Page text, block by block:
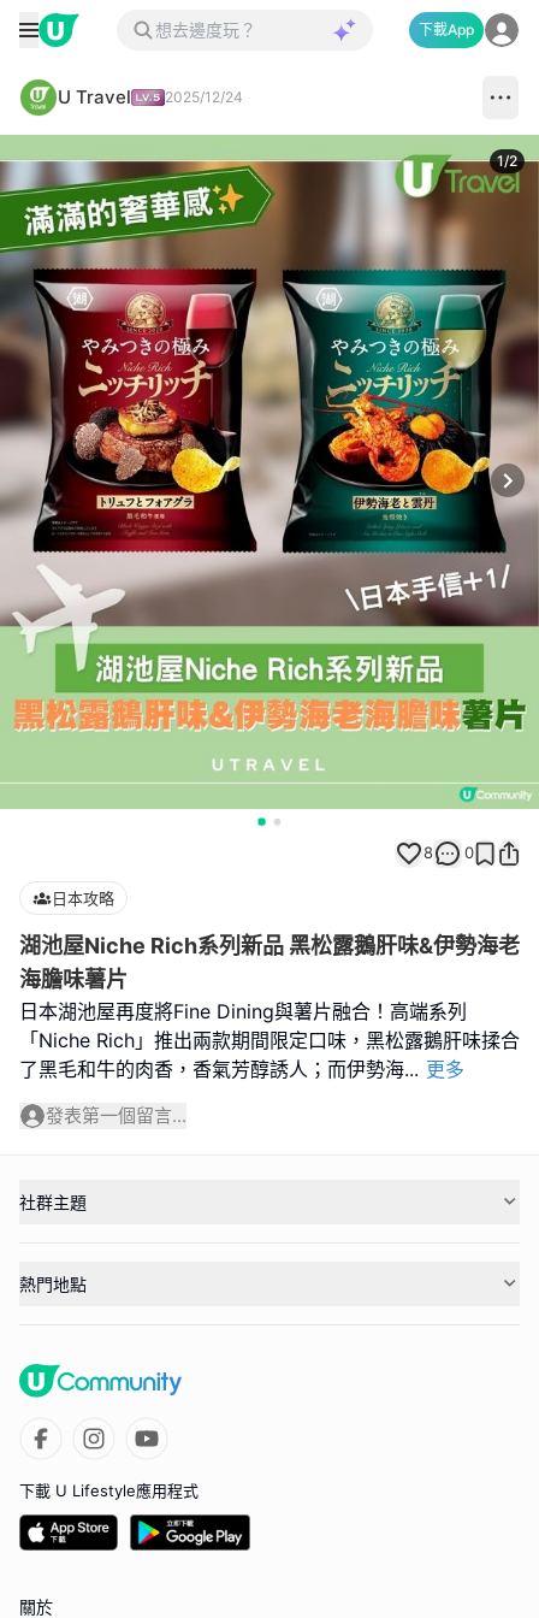
下載App
U Travel 2025/12/24
1/2
8 0
日本攻略
湖池屋Niche Rich系列新品 黑松露鵝肝味&伊勢海老
海膽味薯片
日本湖池屋再度將Fine Dining與薯片融合！高端系列
「Niche Rich」推出兩款期間限定口味，黑松露鵝肝味揉合
了黑毛和牛的肉香，香氣芳醇誘人；而伊勢海... 更多
發表第一個留言...
社群主題
熱門地點
下載 U Lifestyle應用程式
關於